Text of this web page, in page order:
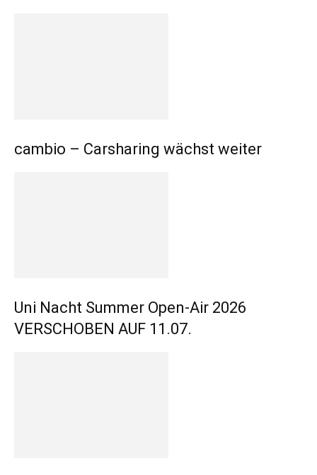
cambio – Carsharing wächst weiter
Uni Nacht Summer Open-Air 2026
VERSCHOBEN AUF 11.07.